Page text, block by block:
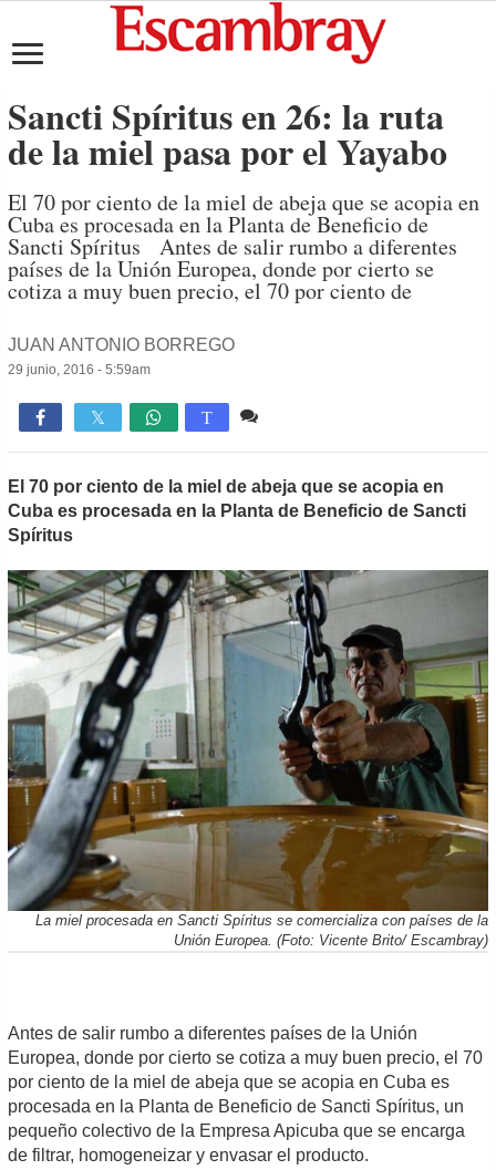
Sancti Spíritus en 26: la ruta
de la miel pasa por el Yayabo
El 70 por ciento de la miel de abeja que se acopia en
Cuba es procesada en la Planta de Beneficio de
Sancti Spíritus Antes de salir rumbo a diferentes
países de la Unión Europea, donde por cierto se
cotiza a muy buen precio, el 70 por ciento de
JUAN ANTONIO BORREGO
29 junio, 2016 - 5:59am
 T
El 70 por ciento de la miel de abeja que se acopia en
Cuba es procesada en la Planta de Beneficio de Sancti
Spíritus
La miel procesada en Sancti Spíritus se comercializa con países de la
Unión Europea. (Foto: Vicente Brito/ Escambray)
Antes de salir rumbo a diferentes países de la Unión
Europea, donde por cierto se cotiza a muy buen precio, el 70
por ciento de la miel de abeja que se acopia en Cuba es
procesada en la Planta de Beneficio de Sancti Spíritus, un
pe­queño colectivo de la Empresa Apicuba que se encarga
de filtrar, homogeneizar y envasar el producto.